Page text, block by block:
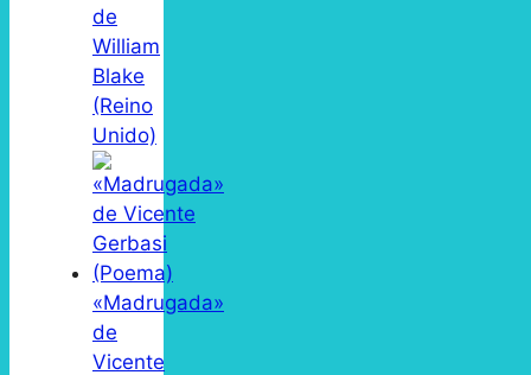
de
William
Blake
(Reino
Unido)
«Madrugada»
de
Vicente